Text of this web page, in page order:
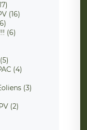
(16)
(6)
(4)
(3)
(2)